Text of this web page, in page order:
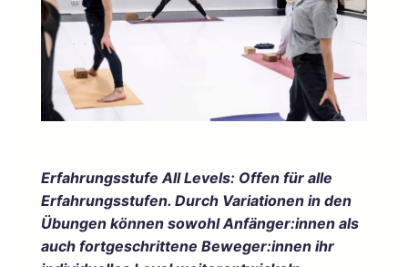
Erfahrungsstufe All Levels: Offen für alle
Erfahrungsstufen. Durch Variationen in den
Übungen können sowohl Anfänger:innen als
auch fortgeschrittene Beweger:innen ihr